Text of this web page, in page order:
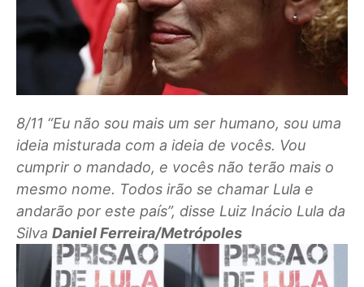
8/11 “Eu não sou mais um ser humano, sou uma
ideia misturada com a ideia de vocês. Vou
cumprir o mandado, e vocês não terão mais o
mesmo nome. Todos irão se chamar Lula e
andarão por este país”, disse Luiz Inácio Lula da
Silva Daniel Ferreira/Metrópoles